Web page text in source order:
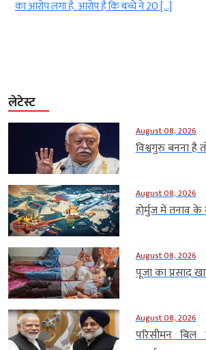
का आरोप लगा है. आरोप है कि बच्चे ने 20 […]
लेटेस्ट
August 08, 2026
विश्वगुरु बनना है
August 08, 2026
होर्मुज में तनाव के
August 08, 2026
पूजा का प्रसाद
August 08, 2026
परिसीमन